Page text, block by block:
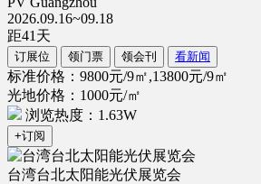
2026.09.16~09.18
距41 天
订展位 领门票 领会刊 看新闻
标准价格：9800元/9㎡,13800元/9㎡
光地价格：1000元/㎡
浏览热度：1.63W
+订阅
台湾台北太阳能光伏展览会